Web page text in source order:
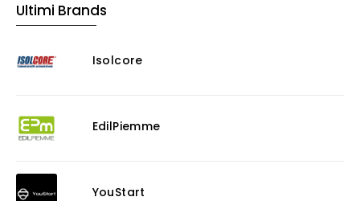
Ultimi Brands
Isolcore
EdilPiemme
YouStart